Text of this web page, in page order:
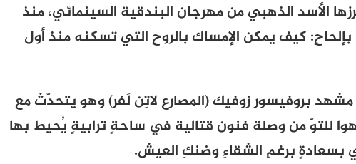
الأسد الذهبي من مهرجان البندقية السينمائي، منذ
كيف يمكن الإمساك بالروحِ التي تسكنه منذ أول
بروفيسور زوفيك (المصارع لاتِن لَفر) وهو يتحدّث مع
للتوّ من وصلة فنون قتالية في ساحةٍ ترابيةٍ يُحيط بها
بسعادةٍ برغمِ الشقاءِ وضنكِ العيش.